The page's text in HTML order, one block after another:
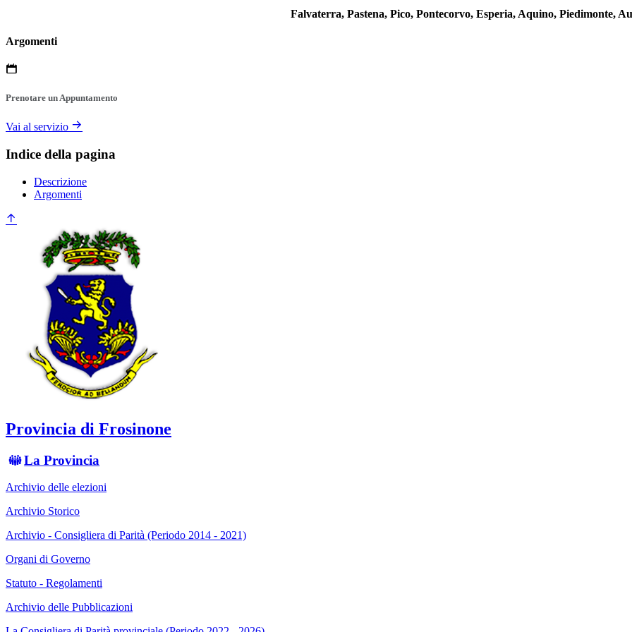
Falvaterra, Pastena, Pico, Pontecorvo, Esperia, Aquino, Piedimonte,
Argomenti
Prenotare un Appuntamento
Vai al servizio
Indice della pagina
Descrizione
Argomenti
Provincia di Frosinone
La Provincia
Archivio delle elezioni
Archivio Storico
Archivio - Consigliera di Parità (Periodo 2014 - 2021)
Organi di Governo
Statuto - Regolamenti
Archivio delle Pubblicazioni